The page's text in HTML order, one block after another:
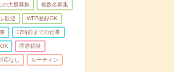
の大量募集 複数名募集
歓迎 WEB登録OK
17時前までの仕事
医療福祉
応なし ルーティン